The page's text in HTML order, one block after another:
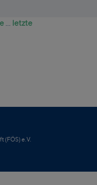
... letzte
(FÖS) e.V.